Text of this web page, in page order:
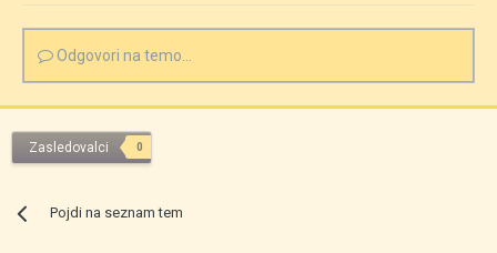
Odgovori na temo...
Zasledovalci 0
Pojdi na seznam tem